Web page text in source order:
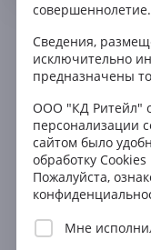
такое и
2021-08-29 •
Что такое
производится
давайте
совершеннолетие.
Сведения,
исключительно
предназначены
ООО "КД Ритейл"
персонализации
сайтом было
обработку
Пожалуйста,
Мне